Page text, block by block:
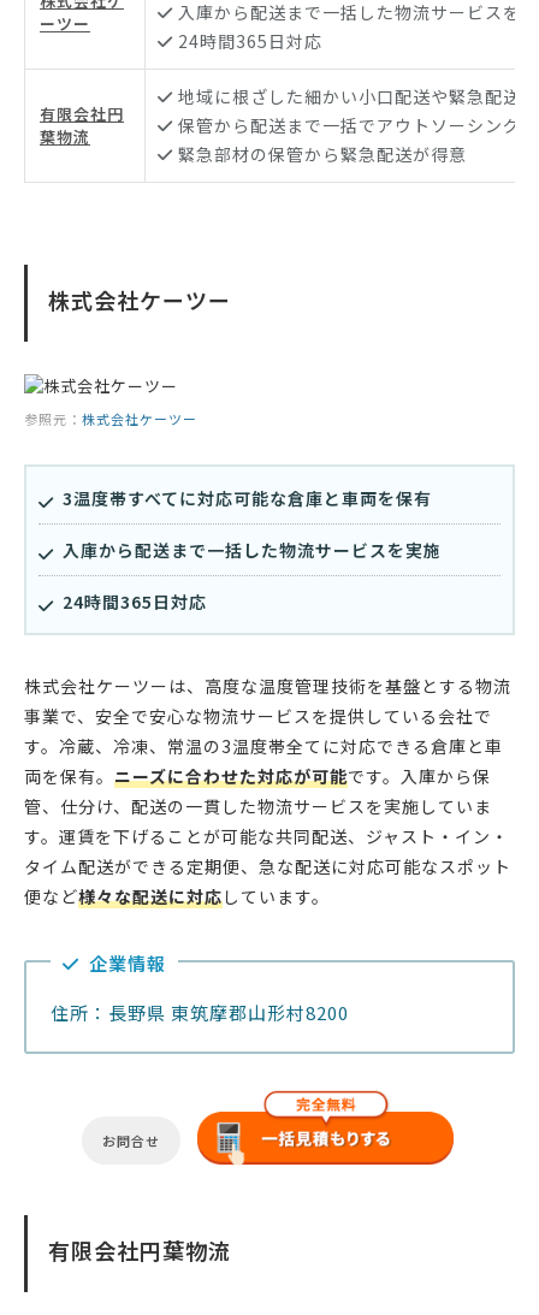
ーツー
入庫から配送まで一括した物流サービスを
24時間365日対応
有限会社円
葉物流
地域に根ざした細かい小口配送や緊急配送
保管から配送まで一括でアウトソーシング
緊急部材の保管から緊急配送が得意
株式会社ケーツー
参照元： 株式会社ケーツー
3温度帯すべてに対応可能な倉庫と車両を保有
入庫から配送まで一括した物流サービスを実施
24時間365日対応
株式会社ケーツーは、高度な温度管理技術を基盤とする物流
事業で、安全で安心な物流サービスを提供している会社で
す。冷蔵、冷凍、常温の3温度帯全てに対応できる倉庫と車
両を保有。 ニーズに合わせた対応が可能です。入庫から保
管、仕分け、配送の一貫した物流サービスを実施していま
す。運賃を下げることが可能な共同配送、ジャスト・イン・
タイム配送ができる定期便、急な配送に対応可能なスポット
便など様々な配送に対応しています。
企業情報
住所：長野県 東筑摩郡山形村8200
お問合せ
有限会社円葉物流